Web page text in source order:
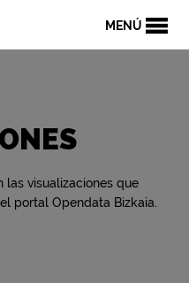
MENÚ
las visualizaciones que
portal Opendata Bizkaia.